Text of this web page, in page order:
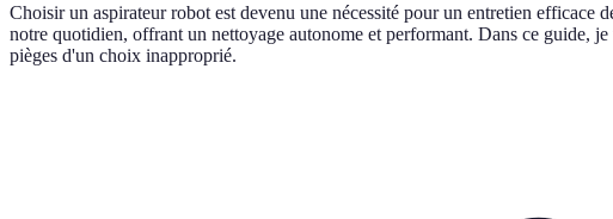
Choisir un aspirateur robot est devenu une nécessité pour un entretien efficace
notre quotidien, offrant un nettoyage autonome et performant. Dans ce guide,
pièges d'un choix inapproprié.